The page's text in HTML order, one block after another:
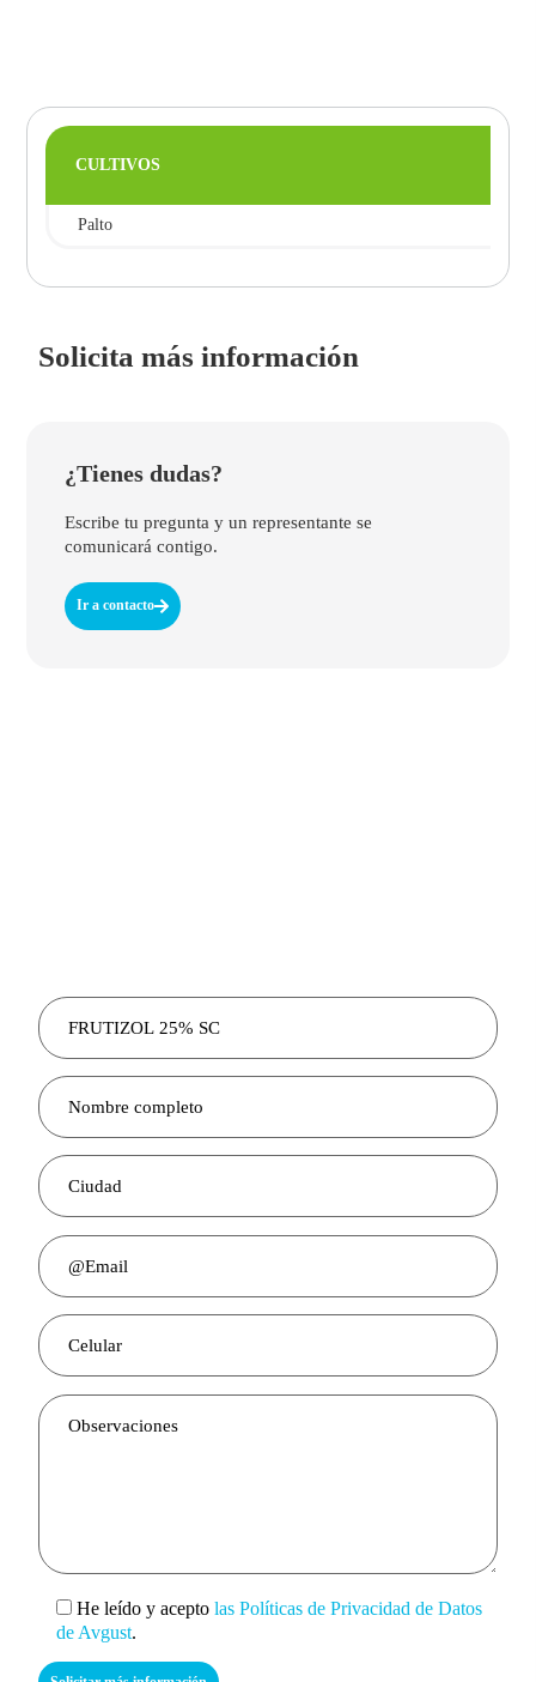
CULTIVOS
Palto
Solicita más información
¿Tienes dudas?
Escribe tu pregunta y un representante se
comunicará contigo.
Ir a contacto
He leído y aceptolas Políticas de Privacidad de Datos
de Avgust.